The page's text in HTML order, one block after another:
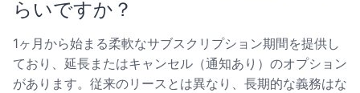
らいですか？
1ヶ月から始まる柔軟なサブスクリプション期間を提供し
ており、延長またはキャンセル（通知あり）のオプション
があります。従来のリースとは異なり、長期的な義務はな